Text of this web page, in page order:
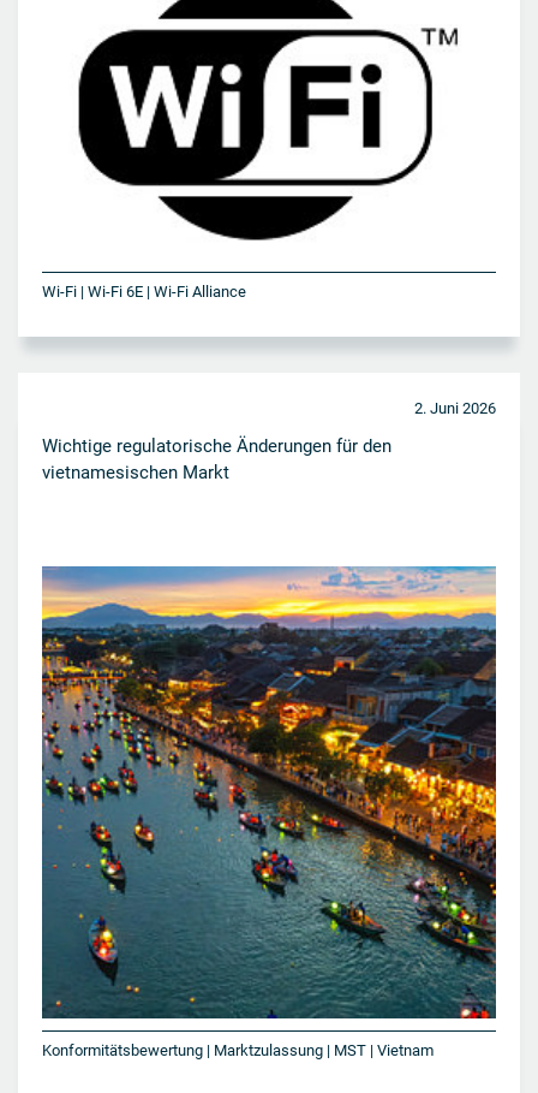
Wi-Fi | Wi-Fi 6E | Wi-Fi Alliance
2. Juni 2026
Wichtige regulatorische Änderungen für den
vietnamesischen Markt
Konformitätsbewertung | Marktzulassung | MST | Vietnam